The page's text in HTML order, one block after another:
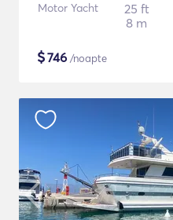
Motor Yacht
25 ft
8 m
$746 /noapte